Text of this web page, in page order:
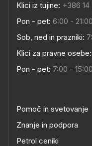
Klici iz tujine: +386 14
Pon - pet: 6:00 - 21:00
Sob, ned in prazniki:
Klici za pravne osebe:
Pon - pet: 7:00 - 15:00
Pomoč in svetovanje
Znanje in podpora
Petrol ceniki